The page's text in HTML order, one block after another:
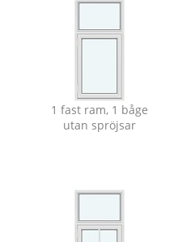
1 fast ram, 1 båge
utan spröjsar